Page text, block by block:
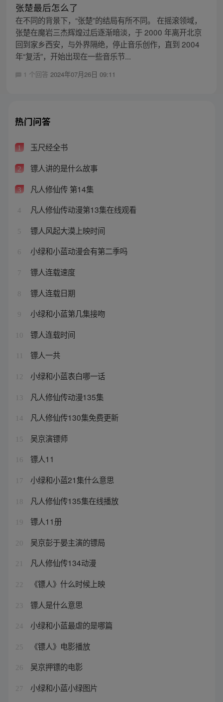
张楚最后怎么了
在不同的背景下，“张楚”的结局有所不同。 在摇滚领域，
张楚在魔岩三杰辉煌过后逐渐暗淡，于 2000 年离开北京
回到家乡西安，与外界隔绝，停止音乐创作，直到 2004
年“复活”，开始出现在一些音乐节...
1 个回答 2024年07月26日 09:11
热门问答
1 玉尺经全书
2 镖人讲的是什么故事
3 凡人修仙传 第14集
4 凡人修仙传动漫第13集在线观看
5 镖人风起大漠上映时间
6 小绿和小蓝动漫会有第二季吗
7 镖人连载速度
8 镖人连载日期
9 小绿和小蓝第几集接吻
10 镖人连载时间
镖人一共
12 小绿和小蓝表白哪一话
13 凡人修仙传动漫135集
14 凡人修仙传130集免费更新
15 吴京演镖师
16 镖人11
17 小绿和小蓝21集什么意思
18 凡人修仙传135集在线播放
19 镖人11册
20 吴京彭于晏主演的镖局
21 凡人修仙传134动漫
22 《镖人》什么时候上映
23 镖人是什么意思
24 小绿和小蓝最虐的是哪篇
25 《镖人》电影播放
26 吴京押镖的电影
27 小绿和小蓝小绿图片